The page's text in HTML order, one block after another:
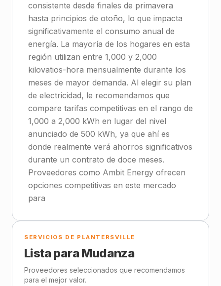
consistente desde finales de primavera
hasta principios de otoño, lo que impacta
significativamente el consumo anual de
energía. La mayoría de los hogares en esta
región utilizan entre 1,000 y 2,000
kilovatios-hora mensualmente durante los
meses de mayor demanda. Al elegir su plan
de electricidad, le recomendamos que
compare tarifas competitivas en el rango de
1,000 a 2,000 kWh en lugar del nivel
anunciado de 500 kWh, ya que ahí es
donde realmente verá ahorros significativos
durante un contrato de doce meses.
Proveedores como Ambit Energy ofrecen
opciones competitivas en este mercado
para
SERVICIOS DE PLANTERSVILLE
Lista para Mudanza
Proveedores seleccionados que recomendamos
para el mejor valor.